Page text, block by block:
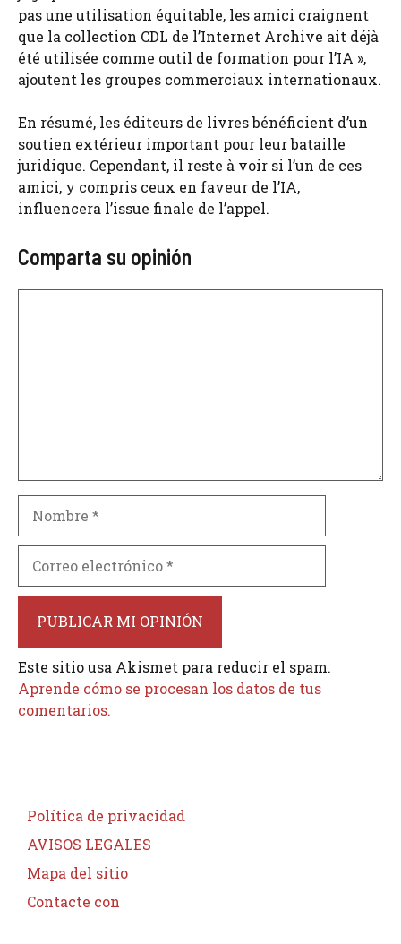
pas une utilisation équitable, les amici craignent
que la collection CDL de l’Internet Archive ait déjà
été utilisée comme outil de formation pour l’IA »,
ajoutent les groupes commerciaux internationaux.
En résumé, les éditeurs de livres bénéficient d’un
soutien extérieur important pour leur bataille
juridique. Cependant, il reste à voir si l’un de ces
amici, y compris ceux en faveur de l’IA,
influencera l’issue finale de l’appel.
Comparta su opinión
electrónico
Este sitio usa Akismet para reducir el spam.
Aprende cómo se procesan los datos de tus
comentarios.
Política de privacidad
AVISOS LEGALES
Mapa del sitio
Contacte con